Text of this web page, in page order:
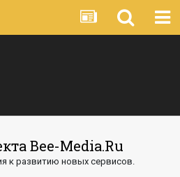
Bee-Media.Ru
к развитию новых сервисов.